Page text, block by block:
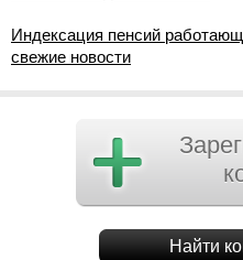
Индексация пенсий
свежие новости
Найти